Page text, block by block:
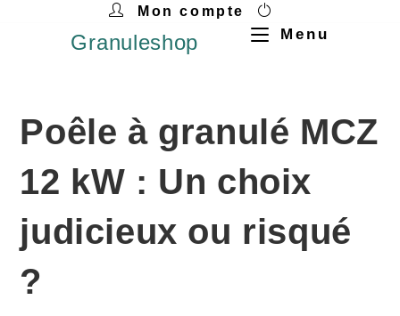
Mon compte
Granuleshop Menu
Poêle à granulé MCZ
12 kW : Un choix
judicieux ou risqué
?